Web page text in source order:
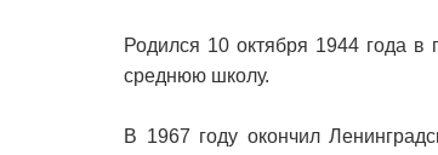
Родился 10 октября 1944 года в
среднюю школу.
В 1967 году окончил